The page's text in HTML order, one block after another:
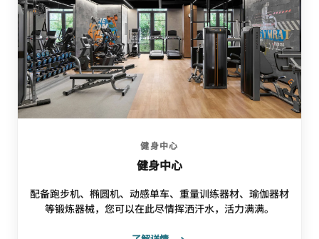
健身中心
健身中心
配备跑步机、椭圆机、动感单车、重量训练器材、瑜伽器材
等锻炼器械，您可以在此尽情挥洒汗水，活力满满。